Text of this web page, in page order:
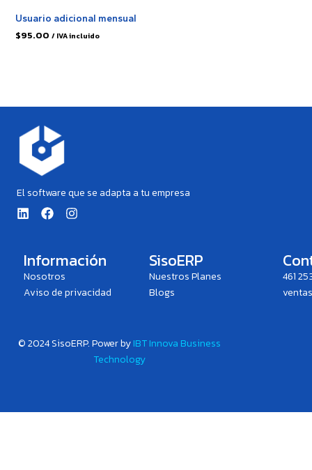
Usuario adicional mensual
$95.00 / IVA incluido
El software que se adapta a tu empresa
L
i
e
d
i
n
F
a
b
o
o
k
I
n
a
g
a
Información
Nosotros
Aviso de privacidad
SisoERP
Nuestros Planes
Blogs
461
© 2024 SisoERP. Power byIBT Innova Business
Technology